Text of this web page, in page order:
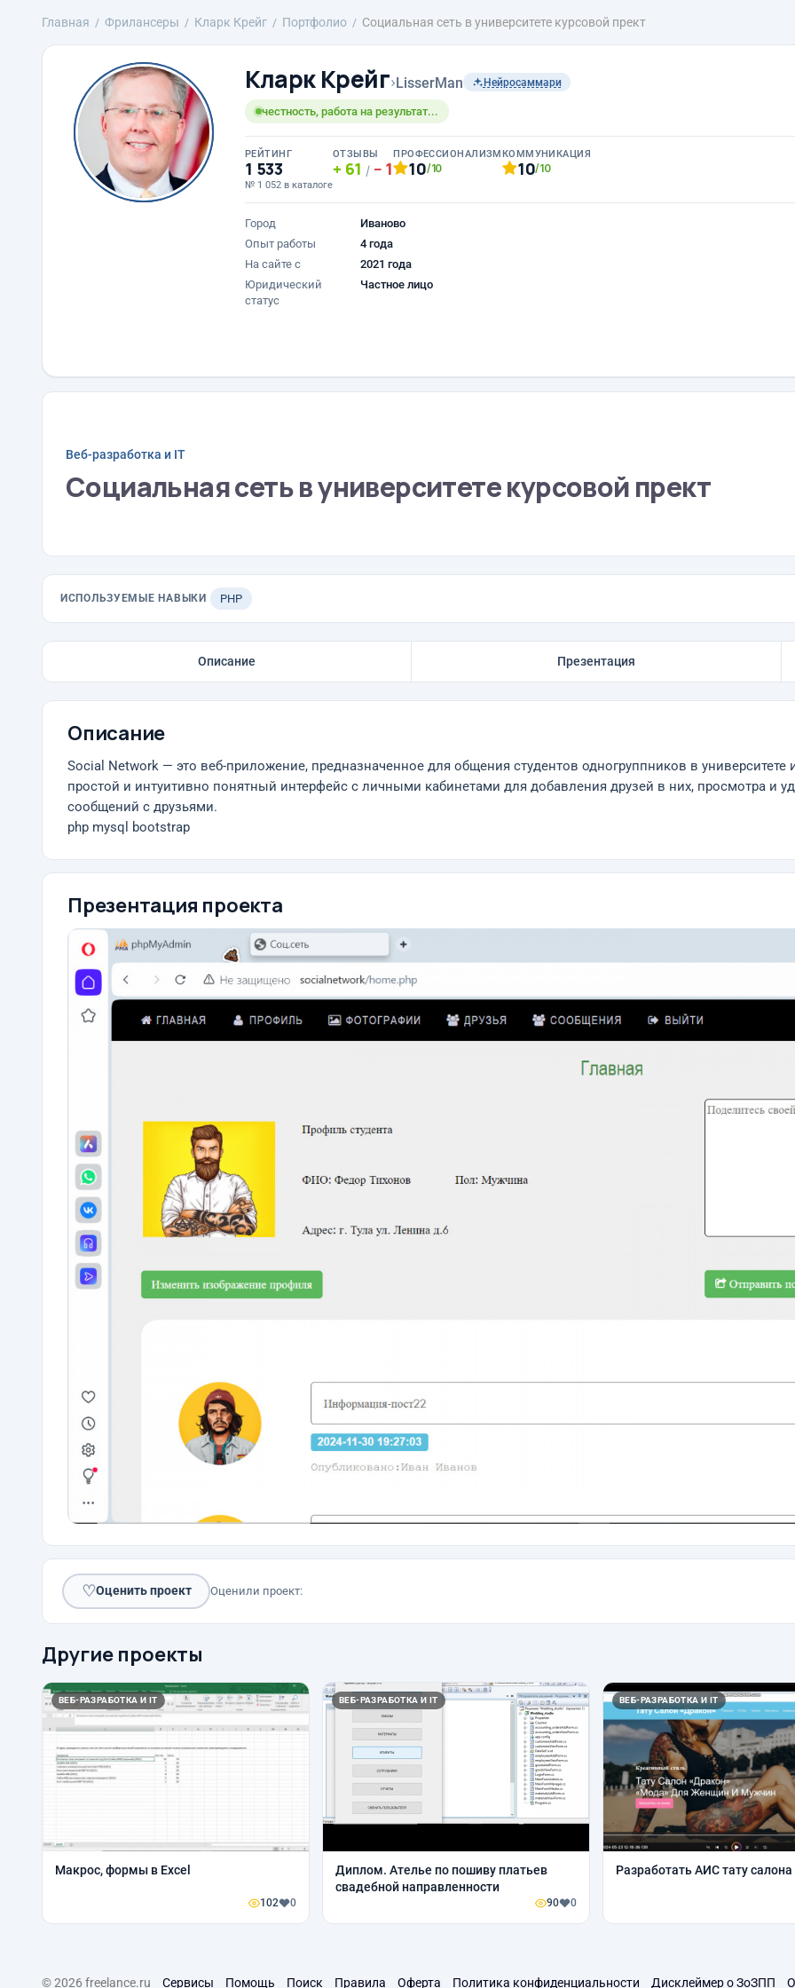
Главная Фрилансеры Кларк Крейг Портфолио Социальная сеть в университете курсовой прект
Кларк Крейг›LisserMan Нейросаммари
честность, работа на результат...
РЕЙТИНГ
1 533
№ 1 052 в каталоге
ОТЗЫВЫ
61 / 1
ПРОФЕССИОНАЛИЗМ
10/10
КОММУНИКАЦИЯ
10/10
Город
Иваново
Опыт работы
4 года
На сайте с
2021 года
Юридический
статус
Частное лицо
Веб-разработка и IT
Социальная сеть в университете курсовой прект
ИСПОЛЬЗУЕМЫЕ НАВЫКИ PHP
Описание Презентация
Описание
Social Network — это веб-приложение, предназначенное для общения студентов одногруппников в
простой и интуитивно понятный интерфейс с личными кабинетами для добавления друзей в них, просмотра и
сообщений с друзьями.
php mysql bootstrap
Презентация проекта
♡Оценить проект Оценили проект:
Другие проекты
ВЕБ-РАЗРАБОТКА И IT
Макрос, формы в Excel
102 0
ВЕБ-РАЗРАБОТКА И IT
Диплом. Ателье по пошиву платьев
свадебной направленности
90 0
ВЕБ-РАЗРАБОТКА И IT
Разработать АИС тату
© 2026 freelance.ru Сервисы Помощь Поиск Правила Оферта Политика конфиденциальности Дисклеймер о ЗоЗПП